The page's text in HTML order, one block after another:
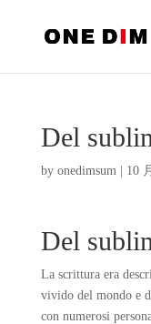
Del
by onedimsum| 10
Del
La scrittura era
vivido del mondo e
con numerosi